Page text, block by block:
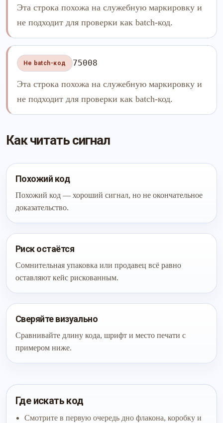
Эта строка похожа на служебную маркировку и
не подходит для проверки как batch-код.
Не batch-код 75008
Эта строка похожа на служебную маркировку и
не подходит для проверки как batch-код.
Как читать сигнал
Похожий код
Похожий код — хороший сигнал, но не окончательное
доказательство.
Риск остаётся
Сомнительная упаковка или продавец всё равно
оставляют кейс рискованным.
Сверяйте визуально
Сравнивайте длину кода, шрифт и место печати с
примером ниже.
Где искать код
Смотрите в первую очередь дно флакона, коробку и